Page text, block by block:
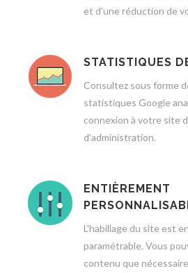
et d'une réduction de
STATISTIQUES
Consultez sous forme
statistiques Google
connexion à votre site
d'administration.
ENTIÈREMENT
L'habillage du site est
paramétrable. Vous
contenu que